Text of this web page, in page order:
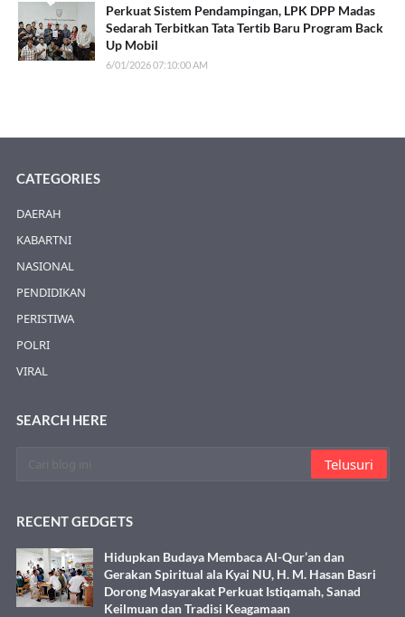
Perkuat Sistem Pendampingan, LPK DPP Madas
Sedarah Terbitkan Tata Tertib Baru Program Back
Up Mobil
6/01/2026 07:10:00 AM
CATEGORIES
DAERAH
KABARTNI
NASIONAL
PENDIDIKAN
PERISTIWA
POLRI
VIRAL
SEARCH HERE
RECENT GEDGETS
Hidupkan Budaya Membaca Al-Qur’an dan
Gerakan Spiritual ala Kyai NU, H. M. Hasan Basri
Dorong Masyarakat Perkuat Istiqamah, Sanad
Keilmuan dan Tradisi Keagamaan